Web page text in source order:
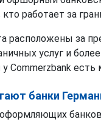
кто работает за
расположены за
услуг и
у Commerzbank
банки